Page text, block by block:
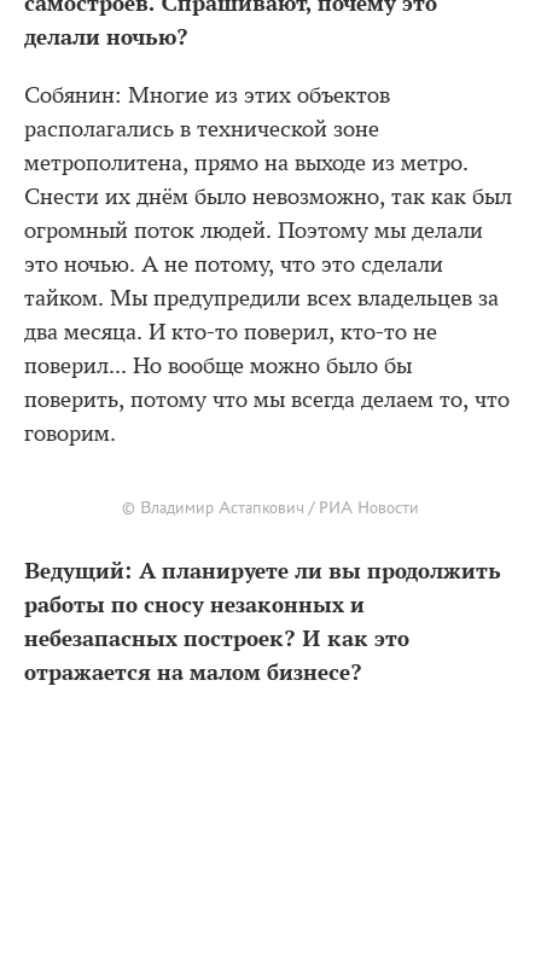
делали ночью?
Собянин: Многие из этих объектов
располагались в технической зоне
метрополитена, прямо на выходе из метро.
Снести их днём было невозможно, так как был
огромный поток людей. Поэтому мы делали
это ночью. А не потому, что это сделали
тайком. Мы предупредили всех владельцев за
два месяца. И кто-то поверил, кто-то не
поверил... Но вообще можно было бы
поверить, потому что мы всегда делаем то, что
говорим.
© Владимир Астапкович / РИА Новости
Ведущий: А планируете ли вы продолжить
работы по сносу незаконных и
небезапасных построек? И как это
отражается на малом бизнесе?